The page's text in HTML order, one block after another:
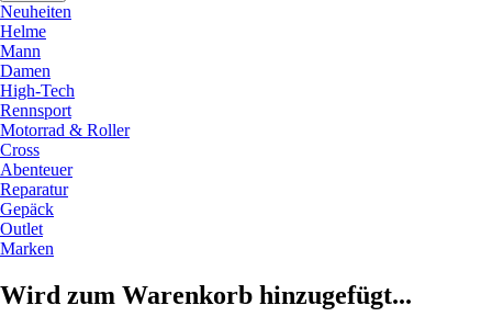
Neuheiten
Helme
Mann
Damen
High-Tech
Rennsport
Motorrad & Roller
Cross
Abenteuer
Reparatur
Gepäck
Outlet
Marken
Wird zum Warenkorb hinzugefügt...